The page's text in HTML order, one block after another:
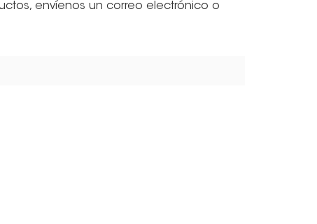
envíenos un correo electrónico o